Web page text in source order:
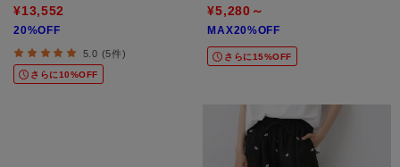
¥13,552
20%OFF
5.0 (5件)
さらに10%OFF
¥5,280～
MAX20%OFF
さらに15%OFF